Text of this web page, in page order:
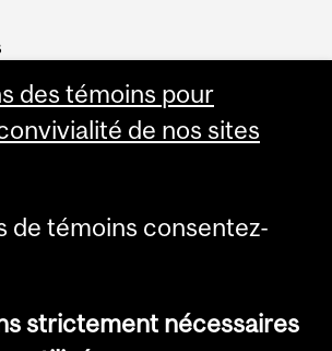
des témoins pour
de nos sites
de témoins consentez-
strictement nécessaires